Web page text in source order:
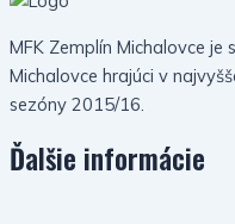
MFK Zemplín Michalovce
Michalovce hrajúci v
sezóny 2015/16.
Ďalšie informácie